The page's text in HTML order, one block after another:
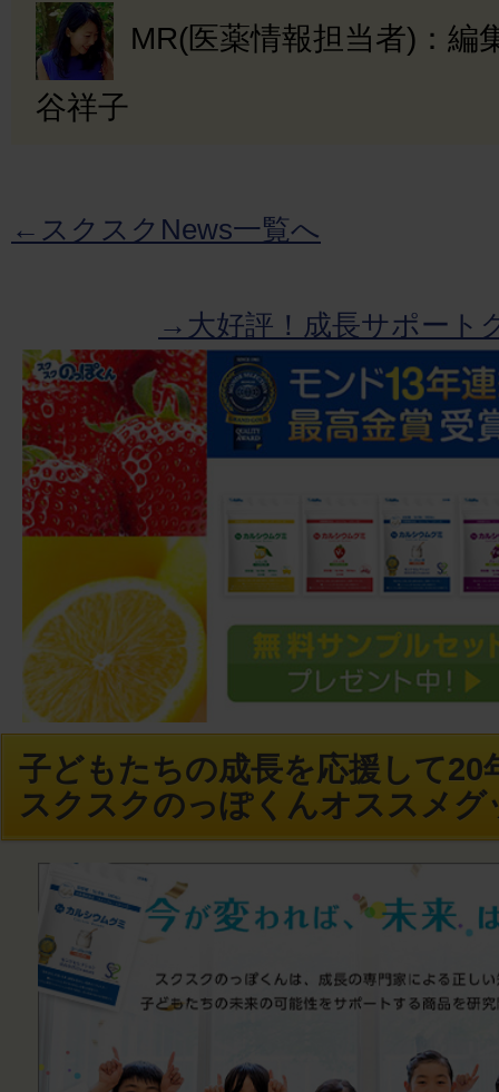
MR(医薬情報担当者)：編
谷祥子
←スクスクNews一覧へ
→大好評！成長サポート
子どもたちの成長を応援して20
スクスクのっぽくんオススメグ